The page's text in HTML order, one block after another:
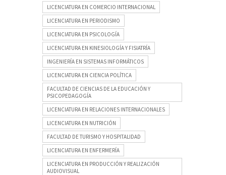
LICENCIATURA EN COMERCIO INTERNACIONAL
LICENCIATURA EN PERIODISMO
LICENCIATURA EN PSICOLOGÍA
LICENCIATURA EN KINESIOLOGÍA Y FISIATRÍA
INGENIERÍA EN SISTEMAS INFORMÁTICOS
LICENCIATURA EN CIENCIA POLÍTICA
FACULTAD DE CIENCIAS DE LA EDUCACIÓN Y
PSICOPEDAGOGÍA
LICENCIATURA EN RELACIONES INTERNACIONALES
LICENCIATURA EN NUTRICIÓN
FACULTAD DE TURISMO Y HOSPITALIDAD
LICENCIATURA EN ENFERMERÍA
LICENCIATURA EN PRODUCCIÓN Y REALIZACIÓN
AUDIOVISUAL